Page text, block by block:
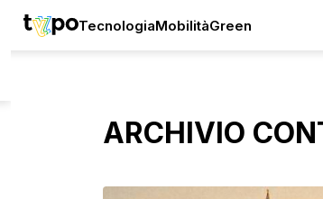
TecnologiaMobilitàGreen
ARCHIVIO